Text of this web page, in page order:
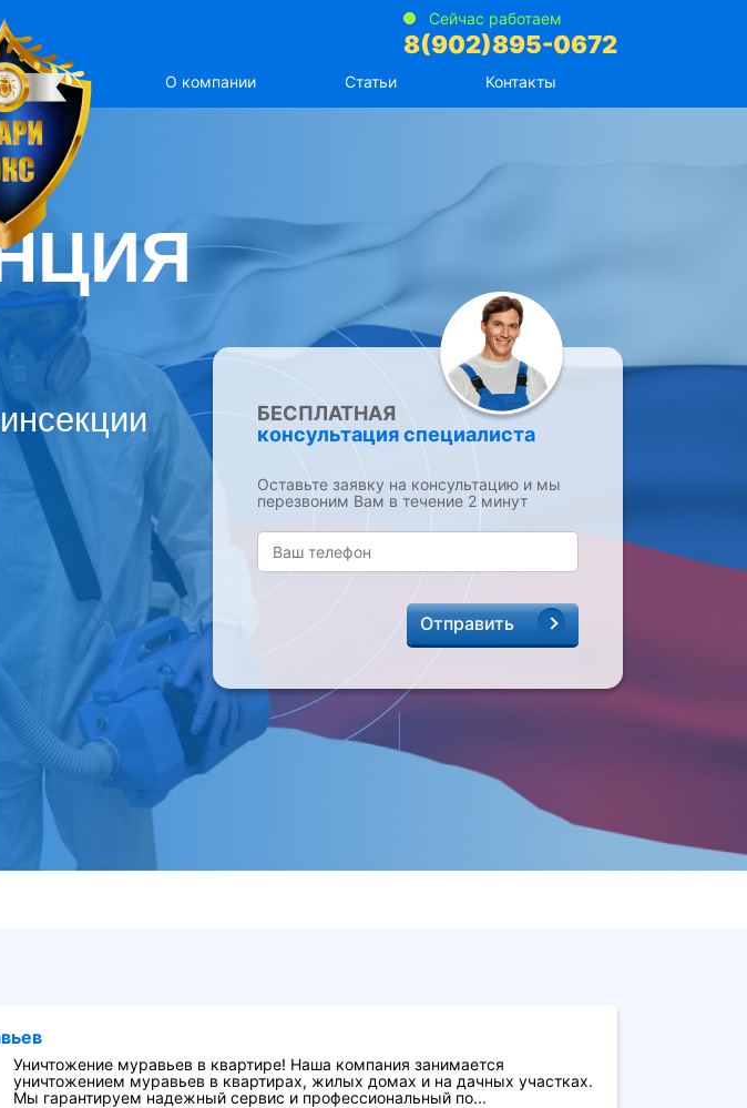
Сейчас работаем
8(902)895-0672
О компании Статьи Контакты
БЕСПЛАТНАЯ
консультация специалиста
Оставьте заявку на консультацию и мы
перезвоним Вам в течение 2 минут
Отправить
Уничтожение муравьев в квартире! Наша компания занимается
уничтожением муравьев в квартирах, жилых домах и на дачных участках.
Мы гарантируем надежный сервис и профессиональный по...